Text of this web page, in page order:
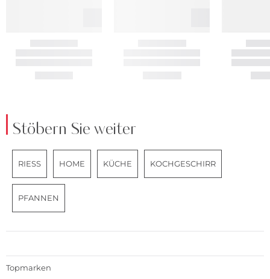
Stöbern Sie weiter
RIESS HOME KÜCHE KOCHGESCHIRR
PFANNEN
Topmarken